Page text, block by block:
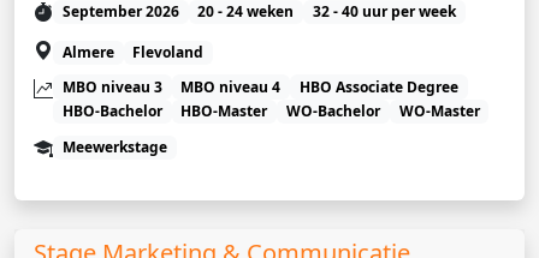
September 2026 20 - 24 weken
32 - 40 uur per week
Almere
Flevoland
MBO niveau 3
MBO niveau 4
HBO Associate Degree
HBO-Bachelor
HBO-Master WO-Bachelor
WO-Master
Meewerkstage